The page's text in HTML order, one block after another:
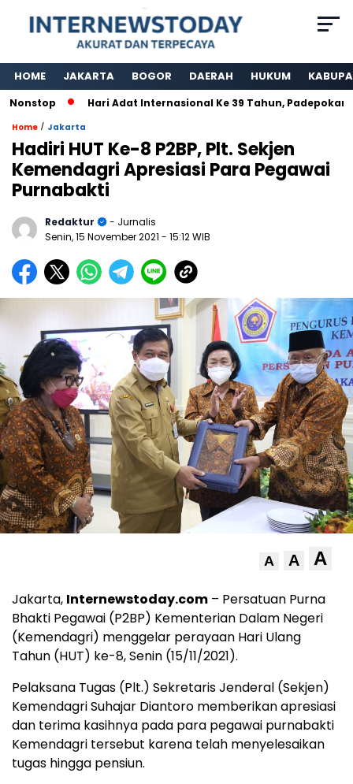
HOME JAKARTA BOGOR DAERAH HUKUM
Hari Adat Internasional Ke 39 Tahun, Padepokan
Home / Jakarta
Hadiri HUT Ke-8 P2BP, Plt. Sekjen
Kemendagri Apresiasi Para Pegawai
Purnabakti
Redaktur
- Jurnalis
Senin, 15 November 2021 - 15:12 WIB
A A A
Jakarta, Internewstoday.com – Persatuan Purna
Bhakti Pegawai (P2BP) Kementerian Dalam Negeri
(Kemendagri) menggelar perayaan Hari Ulang
Tahun (HUT) ke-8, Senin (15/11/2021).
Pelaksana Tugas (Plt.) Sekretaris Jenderal (Sekjen)
Kemendagri Suhajar Diantoro memberikan apresiasi
dan terima kasihnya pada para pegawai purnabakti
Kemendagri tersebut karena telah menyelesaikan
tugas hingga pensiun.